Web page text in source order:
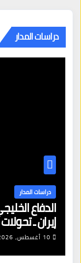
دراسات المدار
دراسات المدار
الدفاع
إيران ـ
10 أغسطس، 2026